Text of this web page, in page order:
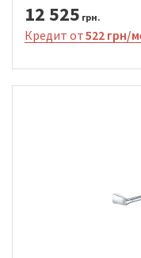
12 525 грн.
Кредит от522 грн/